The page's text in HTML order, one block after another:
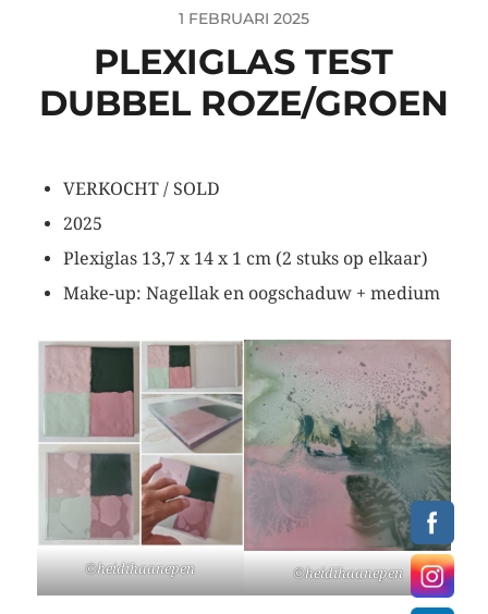
1 FEBRUARI 2025
PLEXIGLAS TEST
DUBBEL ROZE/GROEN
VERKOCHT / SOLD
2025
Plexiglas 13,7 x 14 x 1 cm (2 stuks op elkaar)
Make-up: Nagellak en oogschaduw + medium
©heidihaanepen ©heidihaanepen